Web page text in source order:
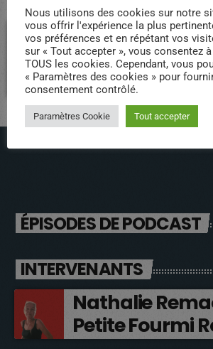
Laisser une réponse
Vous devez être connecté pour ajouter un
Connectez-vous maintenant
ÉPISODES DE PODCAST
INTERVENANTS
Nathalie
Petite Fourmi
Nous utilisons des cookies sur notre
vous offrir l'expérience la plus
vos préférences et en répétant vos
sur « Tout accepter », vous consentez
TOUS les cookies. Cependant, vous
« Paramètres des cookies » pour
consentement contrôlé.
Paramètres Cookie Tout accepter